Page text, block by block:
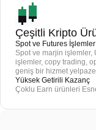
Çeşitli Kripto
Spot ve Futures İşlemler
Spot ve marjin işlemler,
işlemler, copy trading,
geniş bir hizmet
Yüksek Getirili Kazanç
Çoklu Earn ürünleri